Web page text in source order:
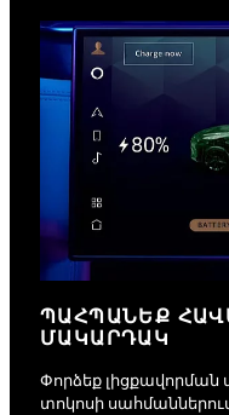
ՊԱՀՊԱՆԵՔ
ՄԱԿԱՐԴԱԿ
Փորձեք
տոկոսի